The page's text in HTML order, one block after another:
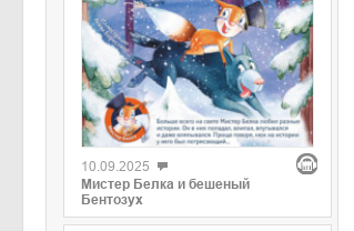
10.09.2025
Мистер Белка и бешеный
Бентозух